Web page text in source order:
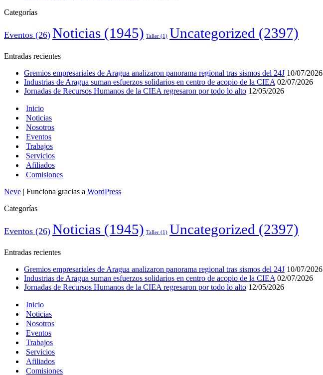
Categorías
Eventos (26) Noticias (1945) Taller (1) Uncategorized (2397)
Entradas recientes
Gremios empresariales de Aragua analizaron panorama regional tras sismos del 24J 10/07/2026
Industrias de Aragua suman esfuerzos solidarios en centro de acopio de la CIEA 02/07/2026
Jornadas de Recursos Humanos de la CIEA regresaron por todo lo alto 12/05/2026
Inicio
Noticias
Nosotros
Eventos
Trabajos
Servicios
Afiliados
Comisiones
Neve | Funciona gracias a WordPress
Categorías
Eventos (26) Noticias (1945) Taller (1) Uncategorized (2397)
Entradas recientes
Gremios empresariales de Aragua analizaron panorama regional tras sismos del 24J 10/07/2026
Industrias de Aragua suman esfuerzos solidarios en centro de acopio de la CIEA 02/07/2026
Jornadas de Recursos Humanos de la CIEA regresaron por todo lo alto 12/05/2026
Inicio
Noticias
Nosotros
Eventos
Trabajos
Servicios
Afiliados
Comisiones